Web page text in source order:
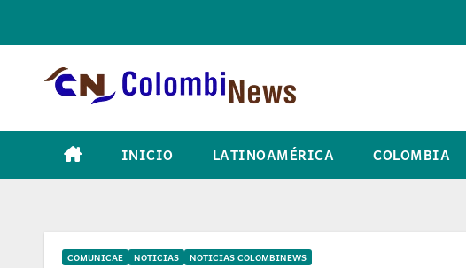
INICIO LATINOAMÉRICA COLOMBIA
COMUNICAE NOTICIAS NOTICIAS COLOMBINEWS